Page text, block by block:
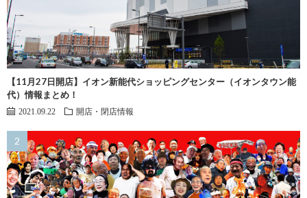
【11月27日開店】イオン新能代ショッピングセンター（イオンタウン能
代）情報まとめ！
2021.09.22 開店・閉店情報